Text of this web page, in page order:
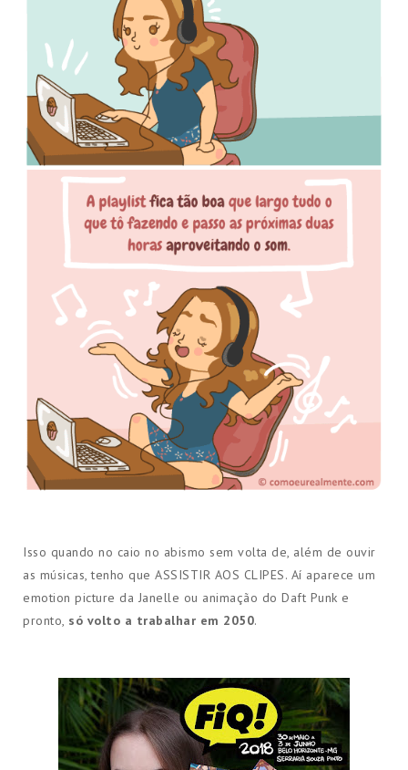
Isso quando no caio no abismo sem volta de, além de ouvir
as músicas, tenho que ASSISTIR AOS CLIPES. Aí aparece um
emotion picture da Janelle ou animação do Daft Punk e
pronto, só volto a trabalhar em 2050.